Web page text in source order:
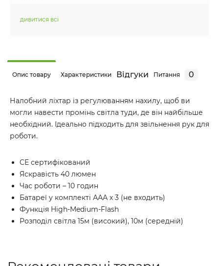
дивитися всі
Опис товару Характеристики Відгуки Питання 0
Налобний ліхтар із регулюванням нахилу, щоб ви
могли навести промінь світла туди, де він найбільше
необхідний. Ідеально підходить для звільнення рук для
роботи.
CE сертифікований
Яскравість 40 люмен
Час роботи – 10 годин
Батареї у комплекті ААА х 3 (не входить)
Функція High-Medium-Flash
Розподіл світла 15м (високий), 10м (середній)